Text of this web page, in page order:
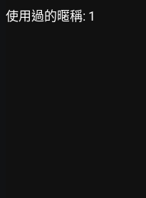
使用過的暱稱: 1